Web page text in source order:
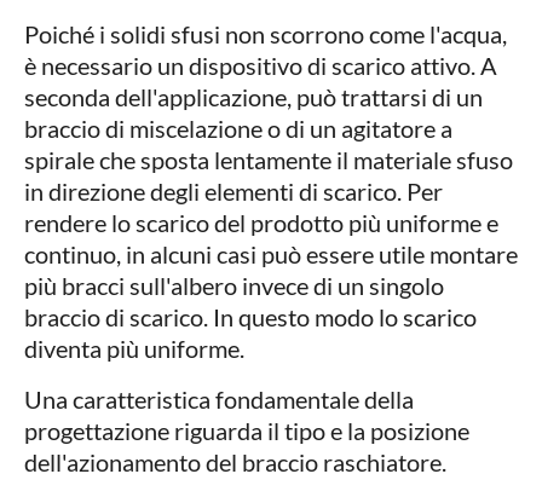
Poiché i solidi sfusi non scorrono come l'acqua,
è necessario un dispositivo di scarico attivo. A
seconda dell'applicazione, può trattarsi di un
braccio di miscelazione o di un agitatore a
spirale che sposta lentamente il materiale sfuso
in direzione degli elementi di scarico. Per
rendere lo scarico del prodotto più uniforme e
continuo, in alcuni casi può essere utile montare
più bracci sull'albero invece di un singolo
braccio di scarico. In questo modo lo scarico
diventa più uniforme.
Una caratteristica fondamentale della
progettazione riguarda il tipo e la posizione
dell'azionamento del braccio raschiatore.